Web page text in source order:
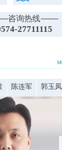
咨询热线
27711115
陈连军 郭玉凤